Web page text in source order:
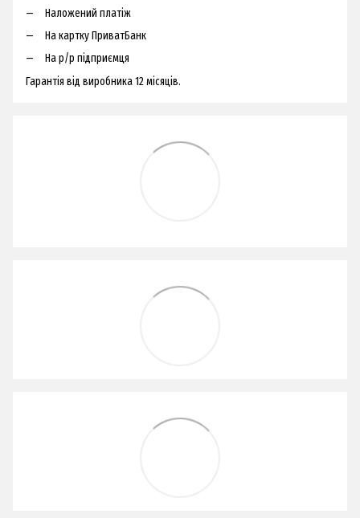
Наложений платіж
На картку ПриватБанк
На р/р підприємця
Гарантія від виробника 12 місяців.